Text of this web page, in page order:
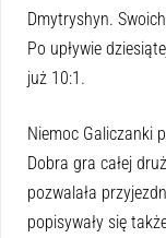
Dmytryshyn.
Po upływie
już 10:1.
Niemoc Galiczanki
Dobra gra całej
pozwalała
popisywały się